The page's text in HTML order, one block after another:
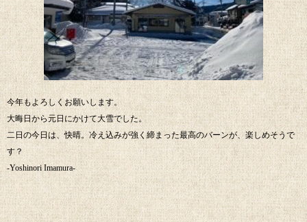
今年もよろしくお願いします。
大晦日から元日にかけて大雪でした。
二日の今日は、快晴。冷え込みが強く締まった最高のバーンが、楽しめそうで
す？
-Yoshinori Imamura-